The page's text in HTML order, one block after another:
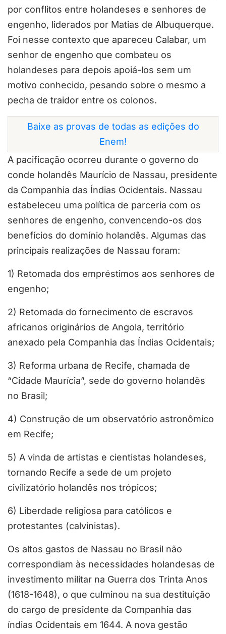
por conflitos entre holandeses e senhores de
engenho, liderados por Matias de Albuquerque.
Foi nesse contexto que apareceu Calabar, um
senhor de engenho que combateu os
holandeses para depois apoiá-los sem um
motivo conhecido, pesando sobre o mesmo a
pecha de traidor entre os colonos.
Baixe as provas de todas as edições do
Enem!
A pacificação ocorreu durante o governo do
conde holandês Maurício de Nassau, presidente
da Companhia das Índias Ocidentais. Nassau
estabeleceu uma política de parceria com os
senhores de engenho, convencendo-os dos
benefícios do domínio holandês. Algumas das
principais realizações de Nassau foram:
1) Retomada dos empréstimos aos senhores de
engenho;
2) Retomada do fornecimento de escravos
africanos originários de Angola, território
anexado pela Companhia das Índias Ocidentais;
3) Reforma urbana de Recife, chamada de
“Cidade Maurícia”, sede do governo holandês
no Brasil;
4) Construção de um observatório astronômico
em Recife;
5) A vinda de artistas e cientistas holandeses,
tornando Recife a sede de um projeto
civilizatório holandês nos trópicos;
6) Liberdade religiosa para católicos e
protestantes (calvinistas).
Os altos gastos de Nassau no Brasil não
correspondiam às necessidades holandesas de
investimento militar na Guerra dos Trinta Anos
(1618-1648), o que culminou na sua destituição
do cargo de presidente da Companhia das
índias Ocidentais em 1644. A nova gestão